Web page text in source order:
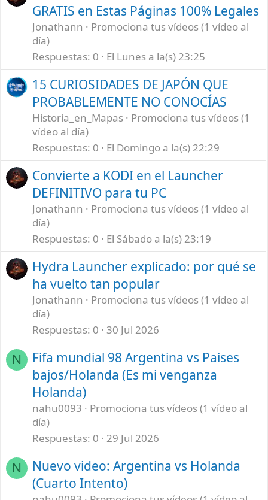
GRATIS en Estas Páginas 100% Legales
Jonathann
Promociona tus vídeos (1 vídeo al
día)
Respuestas 0 El Lunes a la(s) 23:25
15 CURIOSIDADES DE JAPÓN QUE
PROBABLEMENTE NO CONOCÍAS
Historia_en_Mapas
Promociona tus vídeos (1
vídeo al día)
Respuestas 0 El Domingo a la(s) 22:29
Convierte a KODI en el Launcher
DEFINITIVO para tu PC
Jonathann
Promociona tus vídeos (1 vídeo al
día)
Respuestas 0 El Sábado a la(s) 23:19
Hydra Launcher explicado: por qué se
ha vuelto tan popular
Jonathann
Promociona tus vídeos (1 vídeo al
día)
Respuestas 0 30 Jul 2026
N
Fifa mundial 98 Argentina vs Paises
bajos/Holanda (Es mi venganza
Holanda)
nahu0093
Promociona tus vídeos (1 vídeo al
día)
Respuestas 0 29 Jul 2026
N
Nuevo video: Argentina vs Holanda
(Cuarto Intento)